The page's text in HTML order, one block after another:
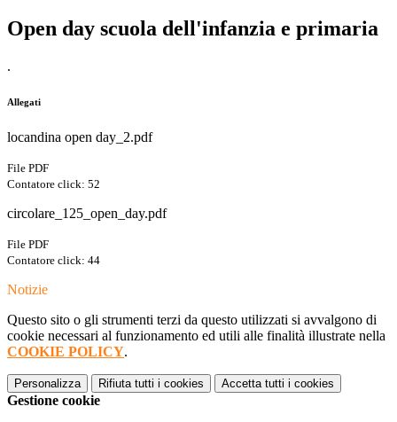
Open day scuola dell'infanzia e primaria
.
Allegati
locandina open day_2.pdf
File PDF
Contatore click: 52
circolare_125_open_day.pdf
File PDF
Contatore click: 44
Notizie
Questo sito o gli strumenti terzi da questo utilizzati si avvalgono di
cookie necessari al funzionamento ed utili alle finalità illustrate nella
COOKIE POLICY.
Personalizza Rifiuta tutti i cookies Accetta tutti i cookies
Gestione cookie